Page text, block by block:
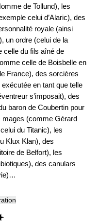
de Tollund), les
celui d’Alaric), des
royale (ainsi
un ordre (celui de la
celle du fils aîné de
celle de Boisbelle en
France), des sorcières
en tant que telle
s’imposait), des
baron de Coubertin pour
mages (comme Gérard
du Titanic), les
Klux Klan), des
de Belfort), les
des canulars